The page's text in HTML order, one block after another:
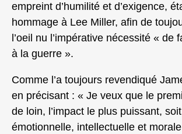
empreint d’humilité et d’exigence,
hommage à Lee Miller, afin de
l’oeil nu l’impérative nécessité « de
à la guerre ».
Comme l’a toujours revendiqué
en précisant : « Je veux que le
de loin, l’impact le plus puissant,
émotionnelle, intellectuelle et